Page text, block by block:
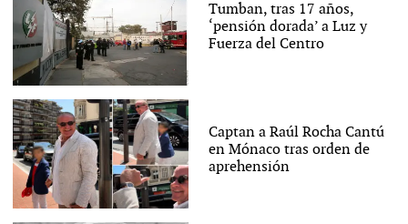
Tumban, tras 17 años,
‘pensión dorada’ a Luz y
Fuerza del Centro
Captan a Raúl Rocha Cantú
en Mónaco tras orden de
aprehensión